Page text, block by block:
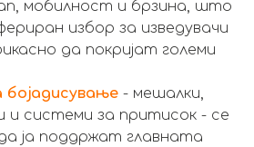
мобилност и брзина, што
избор за изведувачи
да покријат големи
бојадисување - мешалки,
и системи за притисок - се
ја поддржат главната